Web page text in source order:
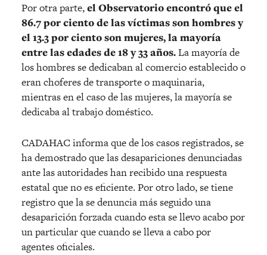
Por otra parte,el Observatorio encontró que el
86.7 por ciento de las víctimas son hombres y
el 13.3 por ciento son mujeres, la mayoría
entre las edades de 18 y 33 años.La mayoría de
los hombres se dedicaban al comercio establecido o
eran choferes de transporte o maquinaria,
mientras en el caso de las mujeres, la mayoría se
dedicaba al trabajo doméstico.
CADAHAC informa que de los casos registrados, se
ha demostrado que las desapariciones denunciadas
ante las autoridades han recibido una respuesta
estatal que no es eficiente. Por otro lado, se tiene
registro que la se denuncia más seguido una
desaparición forzada cuando esta se llevo acabo por
un particular que cuando se lleva a cabo por
agentes oficiales.